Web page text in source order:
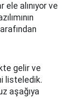
ele alınıyor ve
gelir ve
listeledik.
aşağıya